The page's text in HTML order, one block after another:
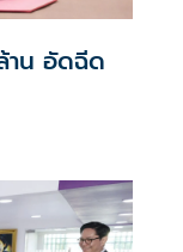
าน อัดฉีด